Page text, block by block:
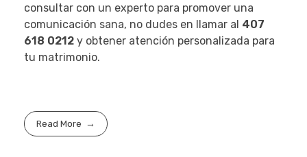
consultar con un experto para promover una
comunicación sana, no dudes en llamar al 407
618 0212 y obtener atención personalizada para
tu matrimonio.
Read More